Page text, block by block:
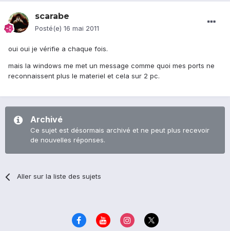
scarabe
Posté(e) 16 mai 2011
oui oui je vérifie a chaque fois.
mais la windows me met un message comme quoi mes ports ne
reconnaissent plus le materiel et cela sur 2 pc.
Archivé
Ce sujet est désormais archivé et ne peut plus recevoir
de nouvelles réponses.
Aller sur la liste des sujets